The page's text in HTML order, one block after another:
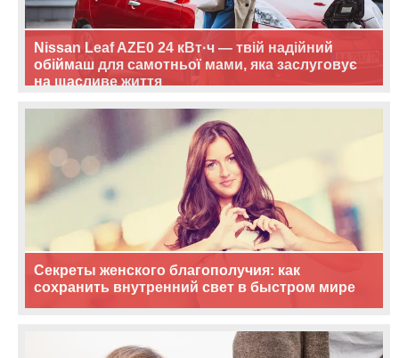
Nissan Leaf AZE0 24 кВт·ч — твій надійний
обіймаш для самотньої мами, яка заслуговує
на щасливе життя
Секреты женского благополучия: как
сохранить внутренний свет в быстром мире